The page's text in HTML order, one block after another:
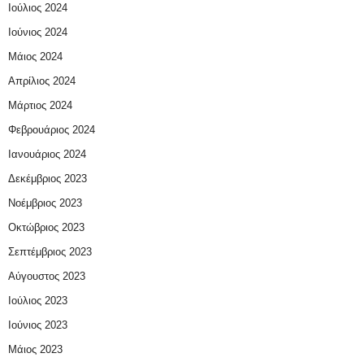
Ιούλιος 2024
Ιούνιος 2024
Μάιος 2024
Απρίλιος 2024
Μάρτιος 2024
Φεβρουάριος 2024
Ιανουάριος 2024
Δεκέμβριος 2023
Νοέμβριος 2023
Οκτώβριος 2023
Σεπτέμβριος 2023
Αύγουστος 2023
Ιούλιος 2023
Ιούνιος 2023
Μάιος 2023